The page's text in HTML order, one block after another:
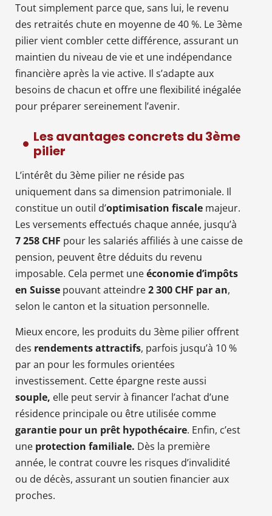
Tout simplement parce que, sans lui, le revenu
des retraités chute en moyenne de 40 %. Le 3ème
pilier vient combler cette différence, assurant un
maintien du niveau de vie et une indépendance
financière après la vie active. Il s’adapte aux
besoins de chacun et offre une flexibilité inégalée
pour préparer sereinement l’avenir.
Les avantages concrets du 3ème
pilier
L’intérêt du 3ème pilier ne réside pas
uniquement dans sa dimension patrimoniale. Il
constitue un outil d’optimisation fiscale majeur.
Les versements effectués chaque année, jusqu’à
7 258 CHF pour les salariés affiliés à une caisse de
pension, peuvent être déduits du revenu
imposable. Cela permet uneéconomie d’impôts
en Suisse pouvant atteindre2 300 CHF par an,
selon le canton et la situation personnelle.
Mieux encore, les produits du 3ème pilier offrent
des rendements attractifs, parfois jusqu’à 10 %
par an pour les formules orientées
investissement. Cette épargne reste aussi
souple, elle peut servir à financer l’achat d’une
résidence principale ou être utilisée comme
garantie pour un prêt hypothécaire. Enfin, c’est
une protection familiale. Dès la première
année, le contrat couvre les risques d’invalidité
ou de décès, assurant un soutien financier aux
proches.